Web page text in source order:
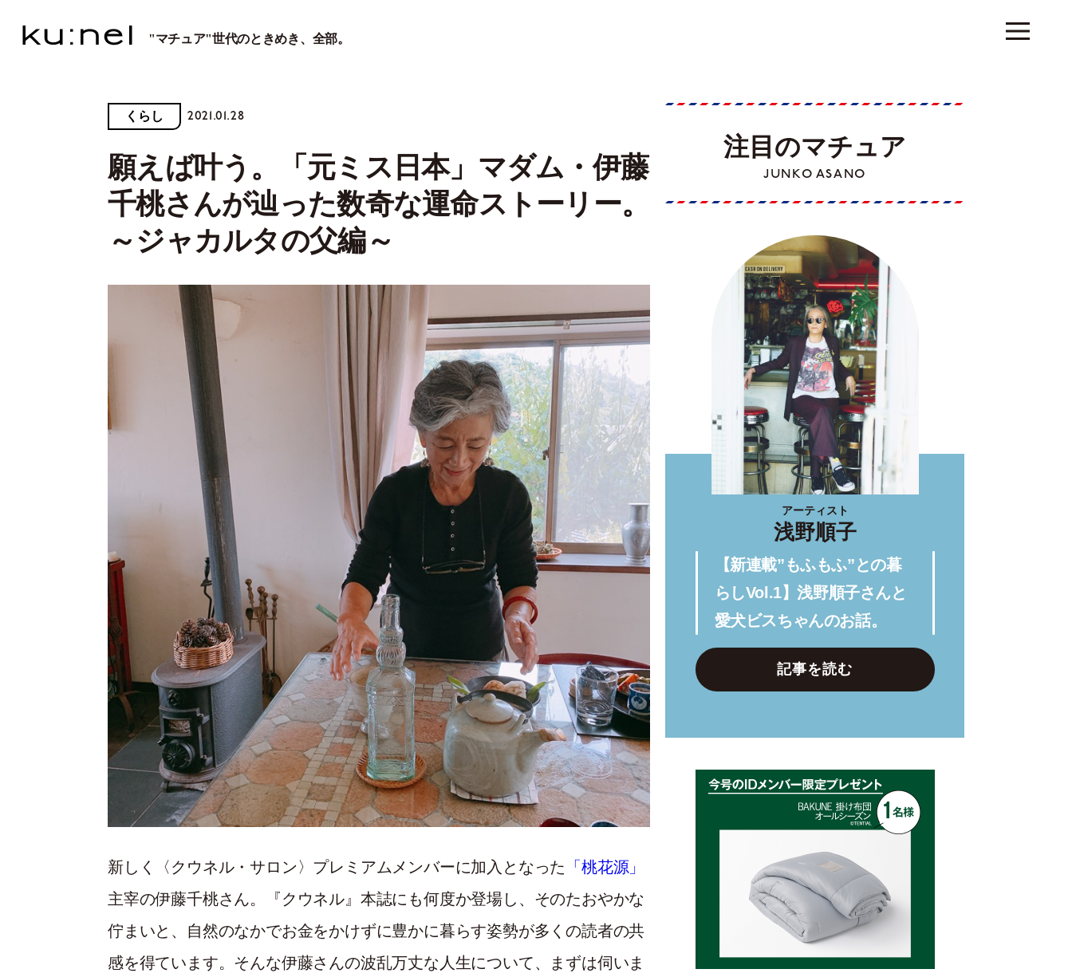
"マチュア"世代のときめき、全部。
くらし 2021.01.28
願えば叶う。「元ミス日本」マダム・伊藤
千桃さんが辿った数奇な運命ストーリー。
～ジャカルタの父編～
新しく〈クウネル・サロン〉プレミアムメンバーに加入となった
「桃花源」
主宰の伊藤千桃さん。『クウネル』本誌にも何度か登場し、そのたおやかな
佇まいと、自然のなかでお金をかけずに豊かに暮らす姿勢が多くの読者の共
感を得ています。そんな伊藤さんの波乱万丈な人生について、まずは伺いま
注目のマチュア
JUNKO ASANO
アーティスト
浅野順子
【新連載”もふもふ”との暮
らしVol.1】浅野順子さんと
愛犬ビスちゃんのお話。
記事を読む